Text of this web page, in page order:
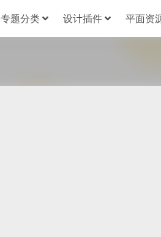
专题分类 设计插件 平面资